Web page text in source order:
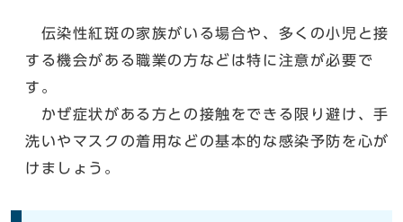
伝染性紅斑の家族がいる場合や、多くの小児と接
する機会がある職業の方などは特に注意が必要で
す。
かぜ症状がある方との接触をできる限り避け、手
洗いやマスクの着用などの基本的な感染予防を心が
けましょう。